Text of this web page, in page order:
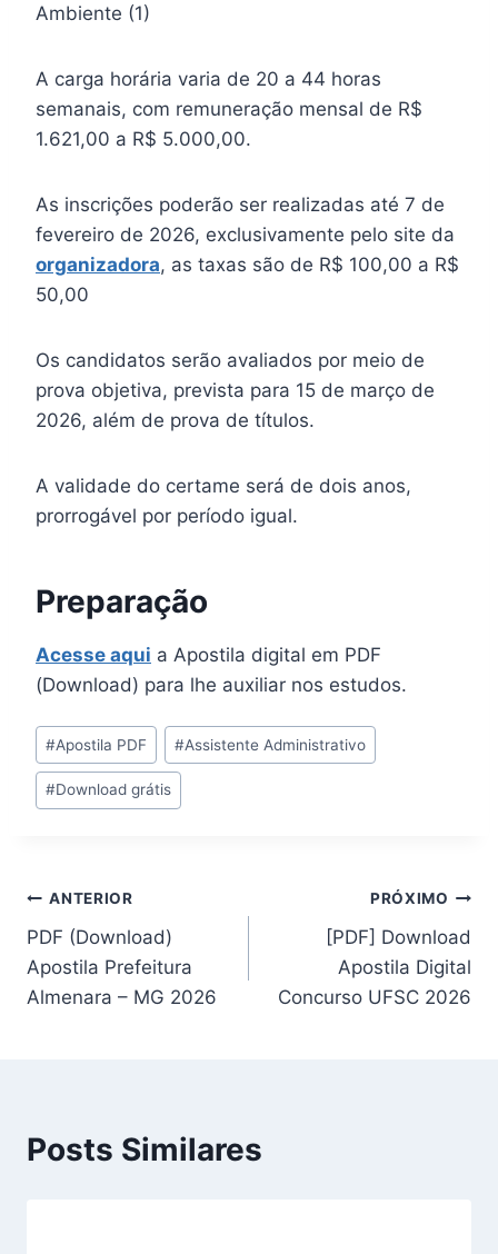
Ambiente (1)
A carga horária varia de 20 a 44 horas
semanais, com remuneração mensal de R$
1.621,00 a R$ 5.000,00.
As inscrições poderão ser realizadas até 7 de
fevereiro de 2026, exclusivamente pelo site da
organizadora, as taxas são de R$ 100,00 a R$
50,00
Os candidatos serão avaliados por meio de
prova objetiva, prevista para 15 de março de
2026, além de prova de títulos.
A validade do certame será de dois anos,
prorrogável por período igual.
Preparação
Acesse aqui a Apostila digital em PDF
(Download) para lhe auxiliar nos estudos.
Tags
do
Post:
#Apostila PDF #Assistente Administrativo
#Download grátis
Navegação
de
Post
ANTERIOR
PDF (Download)
Apostila Prefeitura
Almenara – MG 2026
PRÓXIMO
[PDF] Download
Apostila Digital
Concurso UFSC 2026
Posts Similares